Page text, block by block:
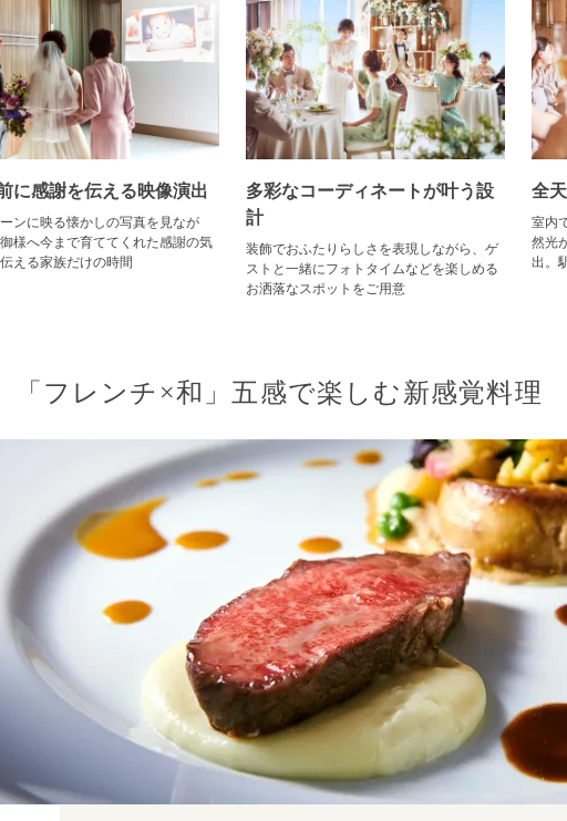
に感謝を伝える映像演出
ンに映る懐かしの写真を見なが
様へ今まで育ててくれた感謝の気
える家族だけの時間
多彩なコーディネートが叶う設
計
装飾でおふたりらしさを表現しながら、ゲ
ストと一緒にフォトタイムなどを楽しめる
お洒落なスポットをご用意
全
室内
然光
出。
「フレンチ×和」五感で楽しむ新感覚料理